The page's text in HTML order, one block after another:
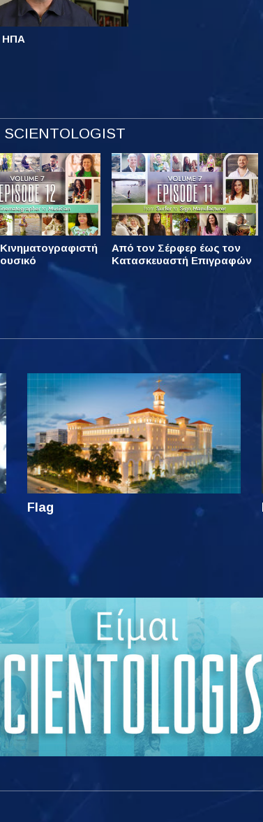
ΗΠΑ
Από τον Σέρφερ έως τον
Κατασκευαστή Επιγραφών
Flag